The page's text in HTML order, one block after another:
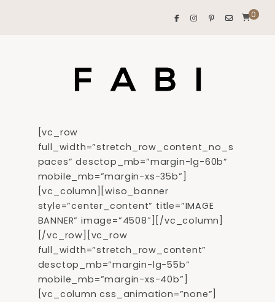
0
[vc_row
full_width=”stretch_row_content_no_s
paces” desctop_mb=”margin-lg-60b”
mobile_mb=”margin-xs-35b”]
[vc_column][wiso_banner
style=”center_content” title=”IMAGE
BANNER” image=”4508″][/vc_column]
[/vc_row][vc_row
full_width=”stretch_row_content”
desctop_mb=”margin-lg-55b”
mobile_mb=”margin-xs-40b”]
[vc_column css_animation=”none”]